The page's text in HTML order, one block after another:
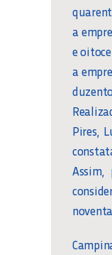
a
e
a
Pires,